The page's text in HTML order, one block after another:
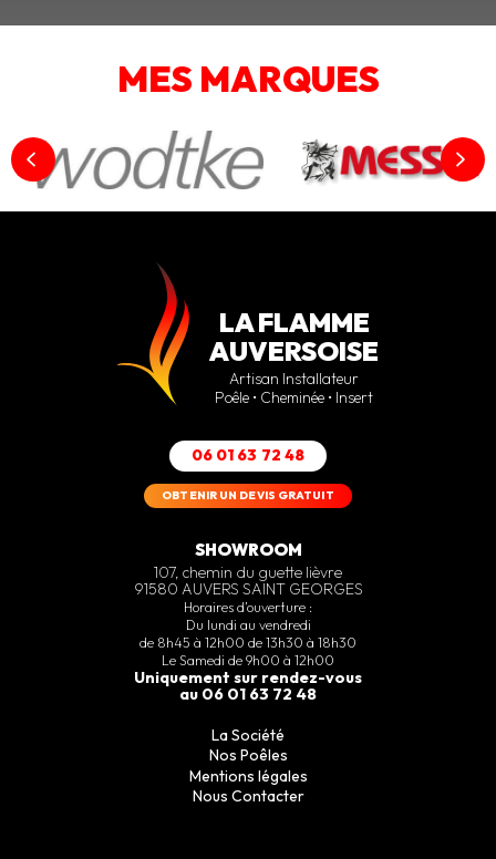
MES MARQUES
LA FLAMME
AUVERSOISE
Artisan Installateur
Poêle • Cheminée • Insert
SHOWROOM
107, chemin du guette lièvre
91580 AUVERS SAINT GEORGES
Horaires d’ouverture :
Du lundi au vendredi
de 8h45 à 12h00 de 13h30 à 18h30
Le Samedi de 9h00 à 12h00
Uniquement sur rendez-vous
au 06 01 63 72 48
La Société
Nos Poêles
Mentions légales
Nous Contacter
06 01 63 72 48
OBTENIR UN DEVIS GRATUIT